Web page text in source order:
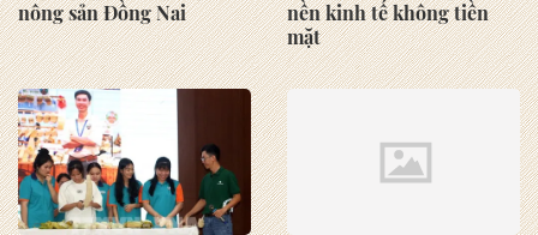
nông sản Đồng Nai
nền kinh tế không tiền
mặt